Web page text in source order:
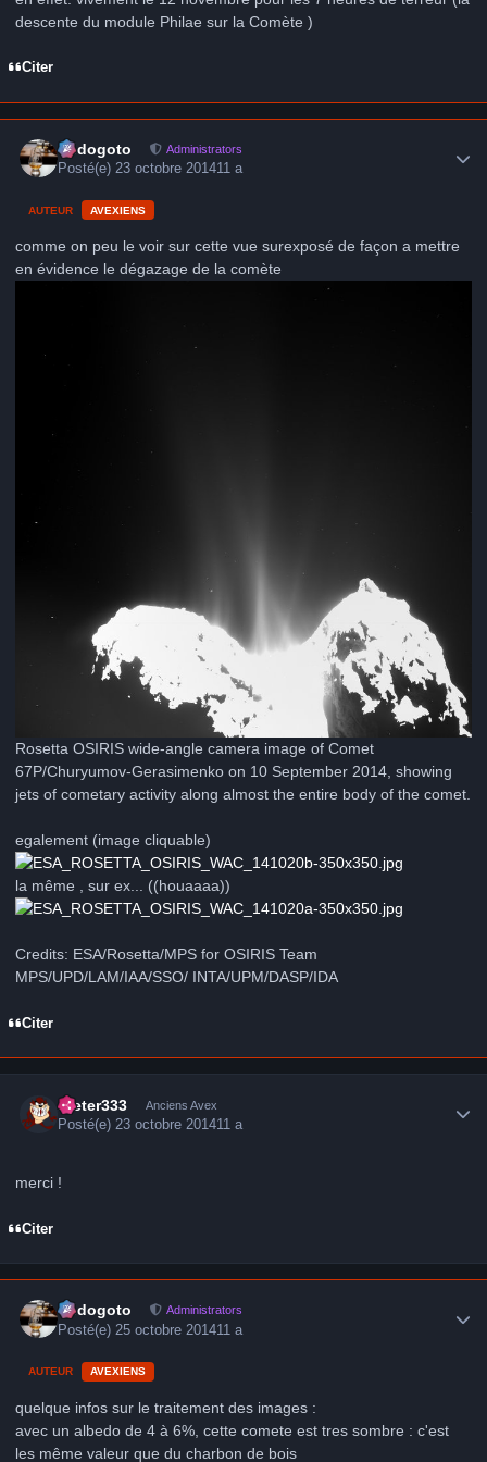
descente du module Philae sur la Comète )
Citer
frédogoto Administrators
Posté(e)23 octobre 201411 a
AUTEUR AVEXIENS
comme on peu le voir sur cette vue surexposé de façon a mettre
en évidence le dégazage de la comète
Rosetta OSIRIS wide-angle camera image of Comet
67P/Churyumov-Gerasimenko on 10 September 2014, showing
jets of cometary activity along almost the entire body of the comet.
egalement (image cliquable)
la même , sur ex... ((houaaaa))
Credits: ESA/Rosetta/MPS for OSIRIS Team
MPS/UPD/LAM/IAA/SSO/ INTA/UPM/DASP/IDA
Citer
Dieter333 Anciens Avex
Posté(e)23 octobre 201411 a
merci !
Citer
frédogoto Administrators
Posté(e) 25 octobre 201411 a
AUTEUR AVEXIENS
quelque infos sur le traitement des images :
avec un albedo de 4 à 6%, cette comete est tres sombre : c'est
les même valeur que du charbon de bois